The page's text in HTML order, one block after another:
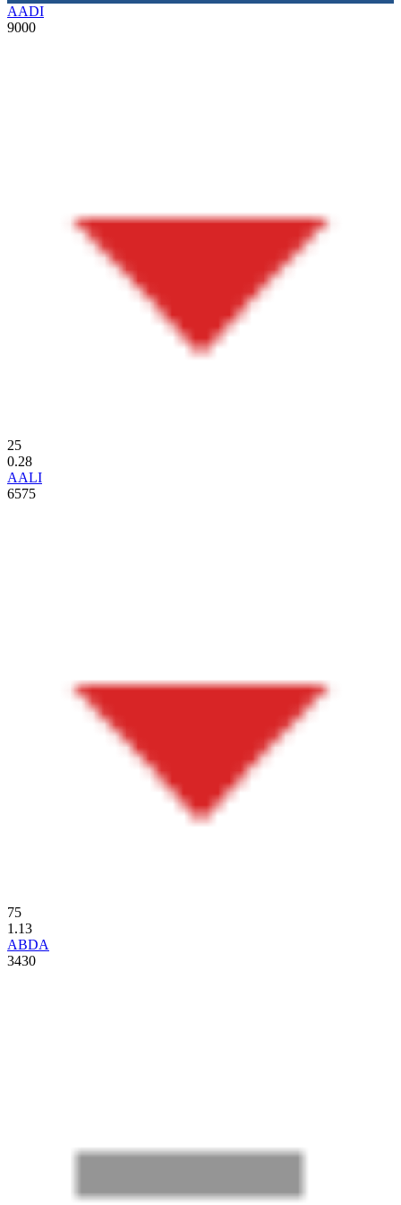
AADI
9000
25
0.28
AALI
6575
75
1.13
ABDA
3430